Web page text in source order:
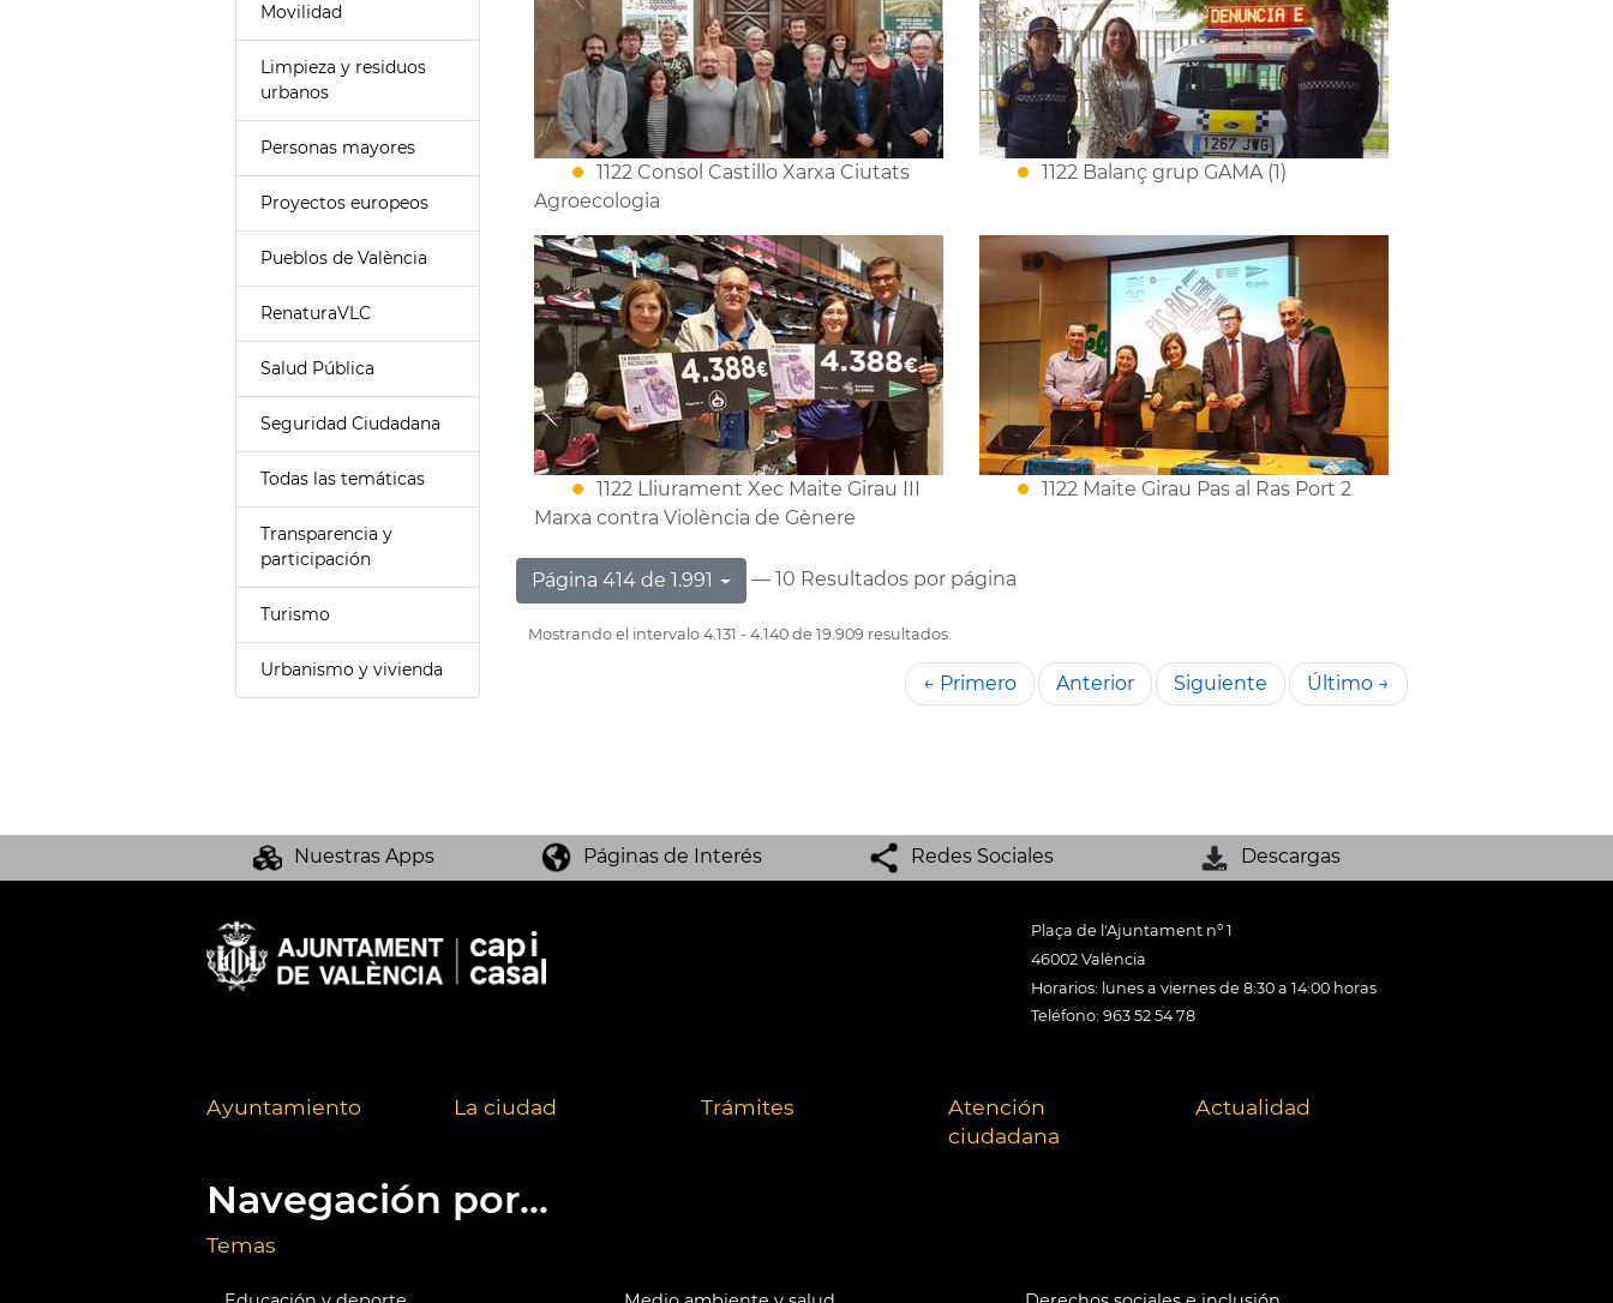
Movilidad
Limpieza y residuos
urbanos
Personas mayores
Proyectos europeos
Pueblos de València
RenaturaVLC
Salud Pública
Seguridad Ciudadana
Todas las temáticas
Transparencia y
participación
Turismo
Urbanismo y vivienda
1122 Consol Castillo Xarxa Ciutats
Agroecologia
1122 Balanç grup GAMA (1)
1122 Lliurament Xec Maite Girau III
Marxa contra Violència de Gènere
1122 Maite Girau Pas al Ras Port 2
Página 414 de 1.991 — 10 Resultados por página
Mostrando el intervalo 4.131 - 4.140 de 19.909 resultados.
← Primero Anterior Siguiente Último →
Nuestras Apps Páginas de Interés Redes Sociales Descargas
Plaça de l'Ajuntament nº 1
46002 València
Horarios: lunes a viernes de 8:30 a 14:00 horas
Teléfono: 963 52 54 78
Ayuntamiento La ciudad Trámites
Atención
ciudadana
Actualidad
Navegación por...
Temas